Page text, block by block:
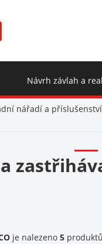
Návrh závlah a
nářadí a příslušenství
je nalezeno 5